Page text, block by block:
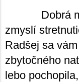
Dobrá
zmyslí
Radšej sa
zbytočného
lebo